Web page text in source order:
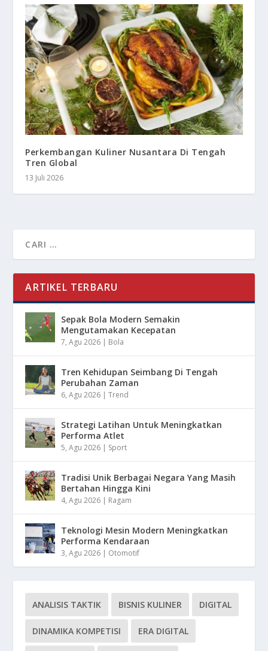
Perkembangan Kuliner Nusantara Di Tengah
Tren Global
13 Juli 2026
ARTIKEL TERBARU
Sepak Bola Modern Semakin
Mengutamakan Kecepatan
7, Agu 2026 | Bola
Tren Kehidupan Seimbang Di Tengah
Perubahan Zaman
6, Agu 2026 |Trend
Strategi Latihan Untuk Meningkatkan
Performa Atlet
5, Agu 2026 | Sport
Tradisi Unik Berbagai Negara Yang Masih
Bertahan Hingga Kini
4, Agu 2026 | Ragam
Teknologi Mesin Modern Meningkatkan
Performa Kendaraan
3, Agu 2026 | Otomotif
ANALISIS TAKTIK BISNIS KULINER DIGITAL
DINAMIKA KOMPETISI ERA DIGITAL